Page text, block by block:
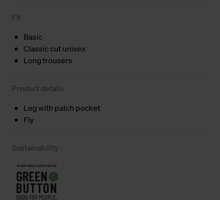
Fit
Basic
Classic cut unisex
Long trousers
Product details
Leg with patch pocket
Fly
Sustainability